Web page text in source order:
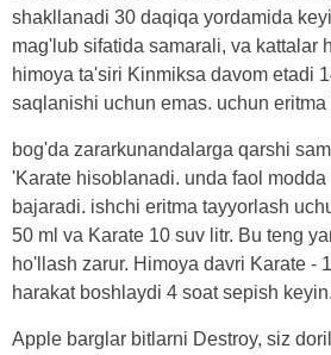
shakllanadi 30 daqiqa yordamida
mag'lub sifatida samarali, va kattalar
himoya ta'siri Kinmiksa davom etadi
saqlanishi uchun emas. uchun
bog'da zararkunandalarga qarshi
'Karate hisoblanadi. unda faol
bajaradi. ishchi eritma tayyorlash
50 ml va Karate 10 suv litr. Bu teng
ho'llash zarur. Himoya davri Karate -
harakat boshlaydi 4 soat sepish keyin.
Apple barglar bitlarni Destroy, siz